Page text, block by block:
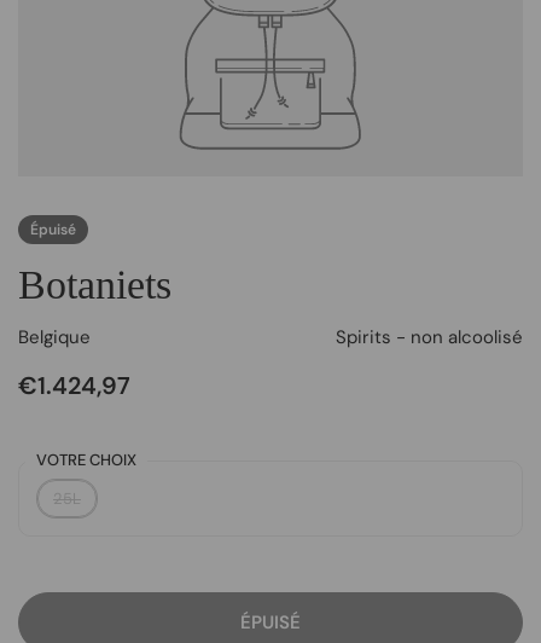
Épuisé
Botaniets
Belgique Spirits - non alcoolisé
€1.424,97
VOTRE CHOIX
25L
ÉPUISÉ